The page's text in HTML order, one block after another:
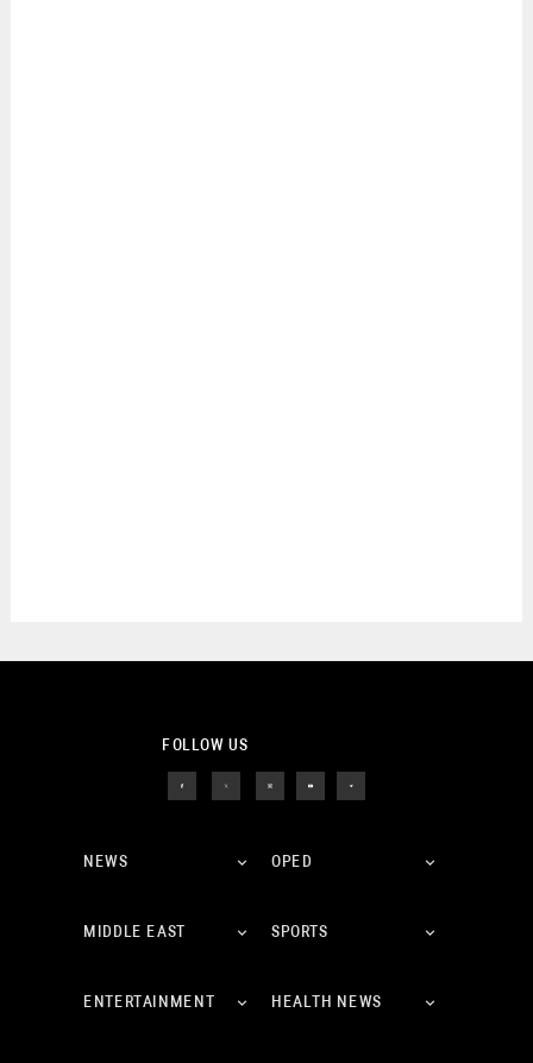
FOLLOW US
NEWS OPED
MIDDLE EAST SPORTS
ENTERTAINMENT HEALTH NEWS